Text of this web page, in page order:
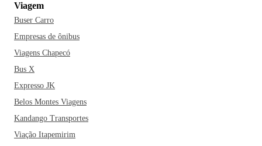
Viagem
Buser Carro
Empresas de ônibus
Viagens Chapecó
Bus X
Expresso JK
Belos Montes Viagens
Kandango Transportes
Viação Itapemirim